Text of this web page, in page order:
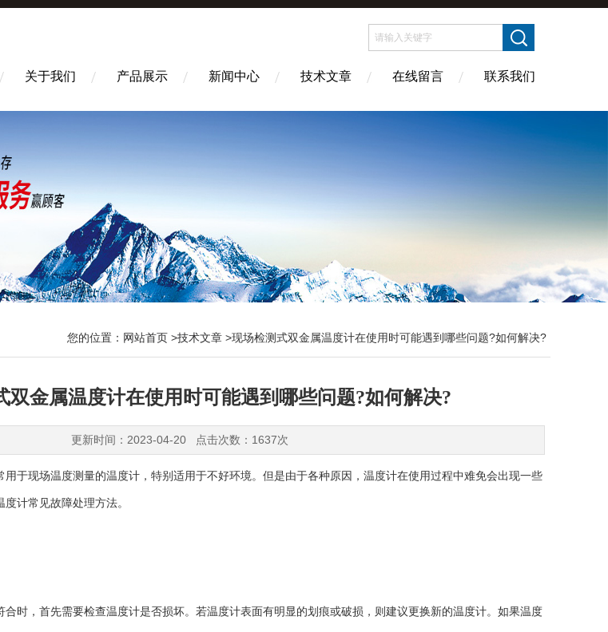
关于我们 产品展示 新闻中心 技术文章 在线留言 联系我们
您的位置： 网站首页 >技术文章 >现场检测式双金属温度计在使用时可能遇到哪些问题?如何解决?
双金属温度计在使用时可能遇到哪些问题?如何解决?
更新时间：2023-04-20 点击次数：1637次
用于现场温度测量的温度计，特别适用于不好环境。但是由于各种原因，温度计在使用过程中难免会出现一些
计常见故障处理方法。
，首先需要检查温度计是否损坏。若温度计表面有明显的划痕或破损，则建议更换新的温度计。如果温度